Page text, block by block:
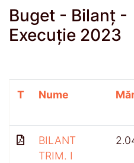
Buget - Bilanț -
Execuție 2023
T Nume
BILANT
TRIM. I